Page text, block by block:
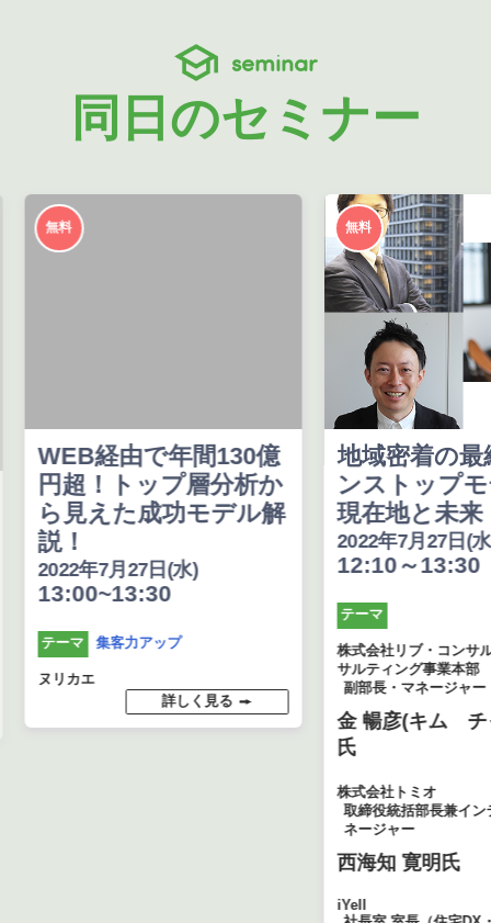
seminar
同日のセミナー
無料
WEB経由で年間130億
円超！トップ層分析か
ら見えた成功モデル解
説！
2022年7月27日(水)
13:00~13:30
テーマ 集客力アップ
ヌリカエ
詳しく見る
無料
地域密着の最
ンストップ
現在地と未来
2022年7月27日(
12:10～13:30
テーマ
株式会社リブ・コンサ
サルティング事業本部
副部長・マネージャー
金 暢彦(キム チ
氏
株式会社トミオ
取締役統括部長兼イン
ネージャー
西海知 寛明氏
iYell